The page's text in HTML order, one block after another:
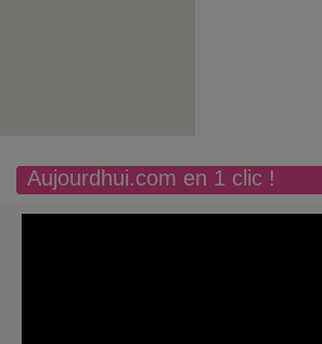
Aujourdhui.com en 1 clic !